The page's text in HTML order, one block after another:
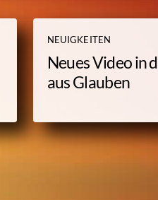
NEUIGKEITEN
Neues Video in
aus Glauben